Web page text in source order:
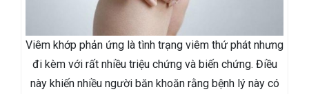
Viêm khớp phản ứng là tình trạng viêm thứ phát nhưng
đi kèm với rất nhiều triệu chứng và biến chứng. Điều
này khiến nhiều người băn khoăn rằng bệnh lý này có